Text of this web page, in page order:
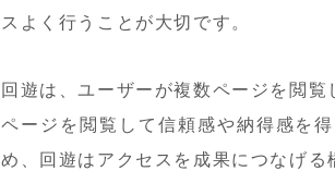
スよく行うことが大切です。
回遊は、ユーザーが複数ページを閲
ページを閲覧して信頼感や納得感を
め、回遊はアクセスを成果につなげ